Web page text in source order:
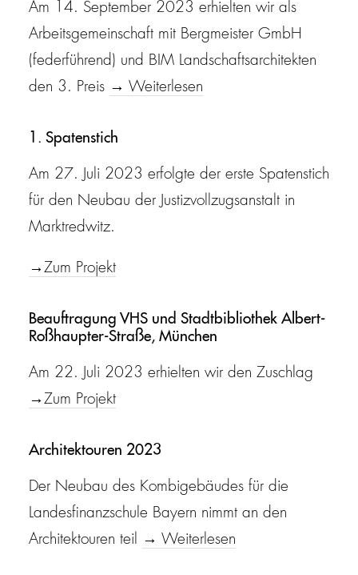
Am 14. September 2023 erhielten wir als
Arbeitsgemeinschaft mit Bergmeister GmbH
(federführend) und BIM Landschaftsarchitekten
den 3. Preis → Weiterlesen
1. Spatenstich
Am 27. Juli 2023 erfolgte der erste Spatenstich
für den Neubau der Justizvollzugsanstalt in
Marktredwitz.
→Zum Projekt
Beauftragung VHS und Stadtbibliothek Albert-
Roßhaupter-Straße, München
Am 22. Juli 2023 erhielten wir den Zuschlag
→Zum Projekt
Architektouren 2023
Der Neubau des Kombigebäudes für die
Landesfinanzschule Bayern nimmt an den
Architektouren teil → Weiterlesen